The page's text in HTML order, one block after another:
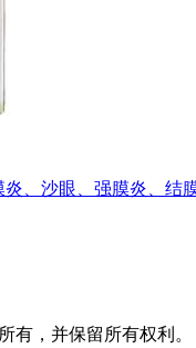
、沙眼、强膜炎、结
有，并保留所有权利。